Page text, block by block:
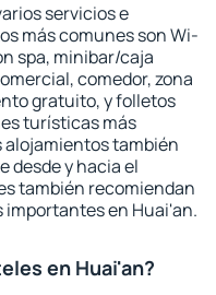
servicios e
más comunes son Wi-
spa, minibar/caja
comedor, zona
gratuito, y folletos
turísticas más
alojamientos también
desde y hacia el
también recomiendan
importantes en Huai'an.
en Huai'an?